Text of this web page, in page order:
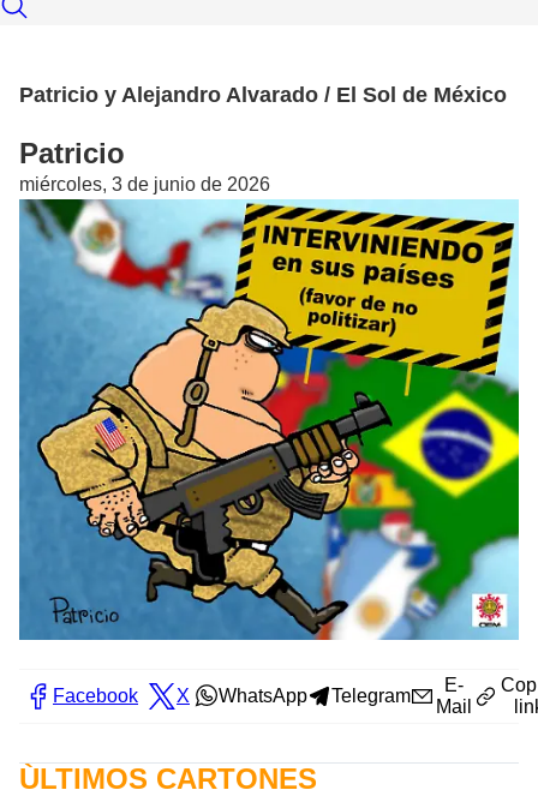
Patricio y Alejandro Alvarado / El Sol de México
Patricio
miércoles, 3 de junio de 2026
Facebook X WhatsApp Telegram
E-
Mail
ÙLTIMOS CARTONES